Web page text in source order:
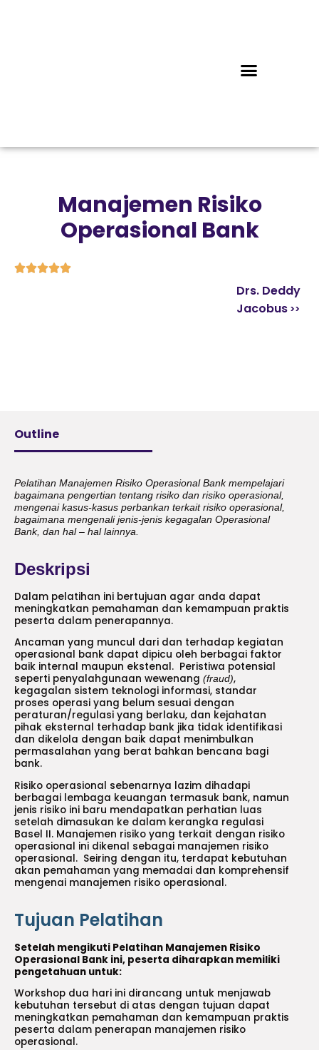
Manajemen Risiko
Operasional Bank

Drs. Deddy
Jacobus
Outline
Pelatihan Manajemen Risiko Operasional Bank mempelajari
bagaimana pengertian tentang risiko dan risiko operasional,
mengenai kasus-kasus perbankan terkait risiko operasional,
bagaimana mengenali jenis-jenis kegagalan Operasional
Bank, dan hal – hal lainnya.
Deskripsi
Dalam pelatihan ini bertujuan agar anda dapat
meningkatkan pemahaman dan kemampuan praktis
peserta dalam penerapannya.
Ancaman yang muncul dari dan terhadap kegiatan
operasional bank dapat dipicu oleh berbagai faktor
baik internal maupun ekstenal. Peristiwa potensial
seperti penyalahgunaan wewenang (fraud),
kegagalan sistem teknologi informasi, standar
proses operasi yang belum sesuai dengan
peraturan/regulasi yang berlaku, dan kejahatan
pihak eksternal terhadap bank jika tidak identifikasi
dan dikelola dengan baik dapat menimbulkan
permasalahan yang berat bahkan bencana bagi
bank.
Risiko operasional sebenarnya lazim dihadapi
berbagai lembaga keuangan termasuk bank, namun
jenis risiko ini baru mendapatkan perhatian luas
setelah dimasukan ke dalam kerangka regulasi
Basel II. Manajemen risiko yang terkait dengan risiko
operasional ini dikenal sebagai manajemen risiko
operasional. Seiring dengan itu, terdapat kebutuhan
akan pemahaman yang memadai dan komprehensif
mengenai manajemen risiko operasional.
Tujuan Pelatihan
Setelah mengikuti Pelatihan Manajemen Risiko
Operasional Bank ini, peserta diharapkan memiliki
pengetahuan untuk:
Workshop dua hari ini dirancang untuk menjawab
kebutuhan tersebut di atas dengan tujuan dapat
meningkatkan pemahaman dan kemampuan praktis
peserta dalam penerapan manajemen risiko
operasional.